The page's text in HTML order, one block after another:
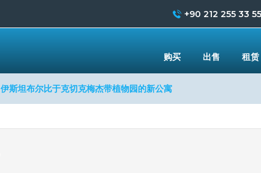
伊斯坦布尔比于克切克梅杰带植物园的新公寓
+90 212 255 33 55
购买 出售 租赁